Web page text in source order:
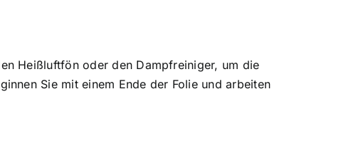
Heißluftfön oder den Dampfreiniger, um die
Sie mit einem Ende der Folie und arbeiten